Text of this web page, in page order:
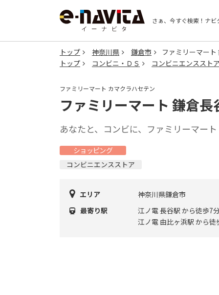
さぁ、今すぐ検索！ ナビ
トップ 神奈川県 鎌倉市
ファミリーマー
トップ
コンビニ・ＤＳ コンビニエンススト
ファミリーマート カマクラハセテン
ファミリーマート 鎌倉長
あなたと、コンビに、ファミリーマ
ショッピング
コンビニエンスストア
エリア
神奈川県鎌倉市
最寄り駅
江ノ電 長谷駅 から徒歩7
江ノ電 由比ヶ浜駅 から徒